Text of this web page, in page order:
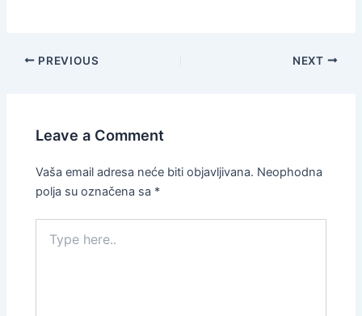
PREVIOUS NEXT
Leave a Comment
Vaša email adresa neće biti objavljivana. Neophodna
polja su označena sa *
here..